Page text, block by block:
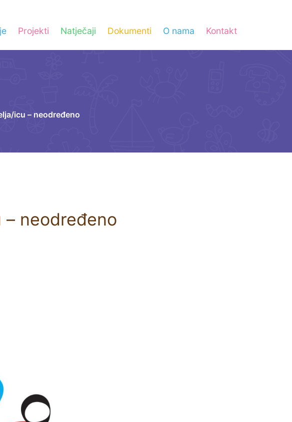
Projekti Natječaji Dokumenti O nama Kontakt
icu – neodređeno
neodređeno